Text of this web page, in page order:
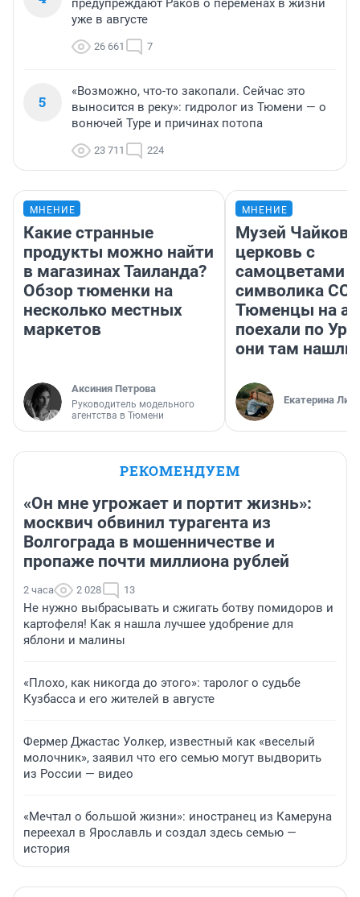
предупреждают Раков о переменах в жизни
уже в августе
26 661 7
5
«Возможно, что-то закопали. Сейчас это
выносится в реку»: гидролог из Тюмени — о
вонючей Туре и причинах потопа
23 711 224
МНЕНИЕ
Какие странные
продукты можно найти
в магазинах Таиланда?
Обзор тюменки на
несколько местных
маркетов
Аксиния Петрова
Руководитель модельного
агентства в Тюмени
МНЕНИЕ
Музей
церковь с
самоцветами
символика
Тюменцы на
поехали по
они там нашли
Екатерина
РЕКОМЕНДУЕМ
«Он мне угрожает и портит жизнь»:
москвич обвинил турагента из
Волгограда в мошенничестве и
пропаже почти миллиона рублей
2 часа 2 028 13
Не нужно выбрасывать и сжигать ботву помидоров и
картофеля! Как я нашла лучшее удобрение для
яблони и малины
«Плохо, как никогда до этого»: таролог о судьбе
Кузбасса и его жителей в августе
Фермер Джастас Уолкер, известный как «веселый
молочник», заявил что его семью могут выдворить
из России — видео
«Мечтал о большой жизни»: иностранец из Камеруна
переехал в Ярославль и создал здесь семью —
история